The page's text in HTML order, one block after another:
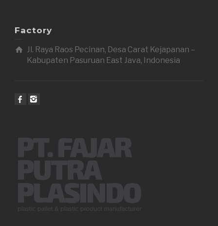
Factory
Jl. Raya Raos Pecinan, Desa Carat Kejapanan –
Kabupaten Pasuruan East Java, Indonesia